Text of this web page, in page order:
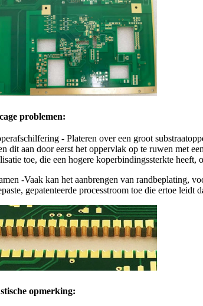
problemen:
- Plateren over een groot
dit aan door eerst het oppervlak op te ruwen met
toe, die een hogere koperbindingssterkte
-Vaak kan het aanbrengen van randbeplating,
gepatenteerde processtroom toe die ertoe
opmerking: